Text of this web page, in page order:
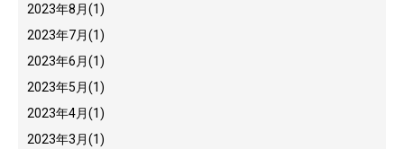
2023年8月(1)
2023年7月(1)
2023年6月(1)
2023年5月(1)
2023年4月(1)
2023年3月(1)